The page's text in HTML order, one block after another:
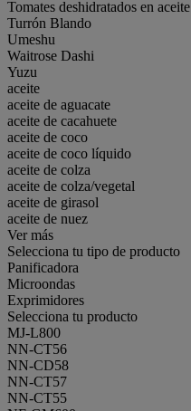
Tomates deshidratados en aceite
Turrón Blando
Umeshu
Waitrose Dashi
Yuzu
aceite
aceite de aguacate
aceite de cacahuete
aceite de coco
aceite de coco líquido
aceite de colza
aceite de colza/vegetal
aceite de girasol
aceite de nuez
Ver más
Selecciona tu tipo de producto
Panificadora
Microondas
Exprimidores
Selecciona tu producto
MJ-L800
NN-CT56
NN-CD58
NN-CT57
NN-CT55